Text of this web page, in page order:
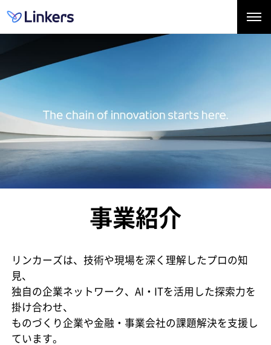
事業紹介
リンカーズは、技術や現場を深く理解したプロの知
見、
独自の企業ネットワーク、AI・ITを活用した探索力を
掛け合わせ、
ものづくり企業や金融・事業会社の課題解決を支援し
ています。